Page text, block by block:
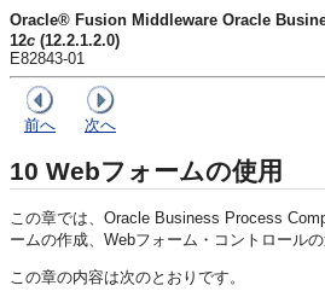
Oracle® Fusion Middleware Oracle
12c (12.2.1.2.0)
E82843-01
前へ 次へ
10 Webフォームの使用
この章では、Oracle Business Process
ームの作成、Webフォーム・コントロール
この章の内容は次のとおりです。